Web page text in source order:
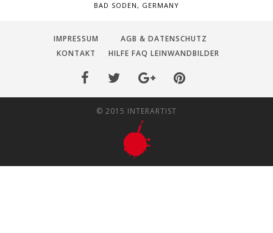
BAD SODEN, GERMANY
IMPRESSUM
KONTAKT
AGB & DATENSCHUTZ
HILFE FAQ LEINWANDBILDER
© 2015 INTERARTIST